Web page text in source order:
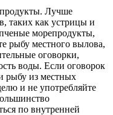
Лучше
таких как устрицы и
морепродукты,
рыбу местного вылова,
оговорки,
воды. Если оговорок
рыбу из местных
и не употребляйте
по внутренней